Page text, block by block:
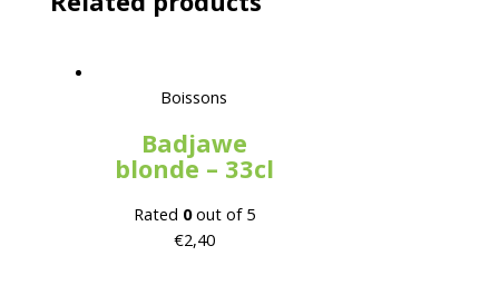
Boissons
Badjawe
blonde – 33cl
Rated 0out of 5
€2,40